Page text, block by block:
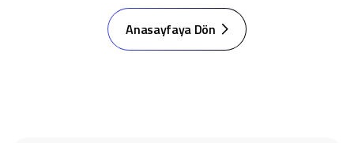
Anasayfaya Dön